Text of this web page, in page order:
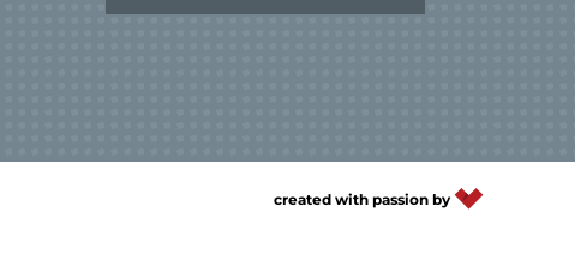
DOVE?
TROVA BIKEHOTEL
created with passion by